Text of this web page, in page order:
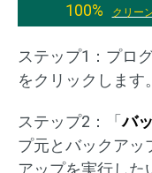
100%
クリー
ステップ1：プロ
をクリックします。
ステップ2：「バ
プ元とバックアッ
アップを実行した